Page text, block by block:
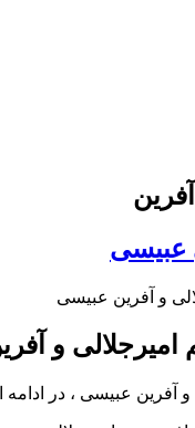
عبیسی
و آفرین عبیسی
و
آفرین عبیسی ، در ادامه